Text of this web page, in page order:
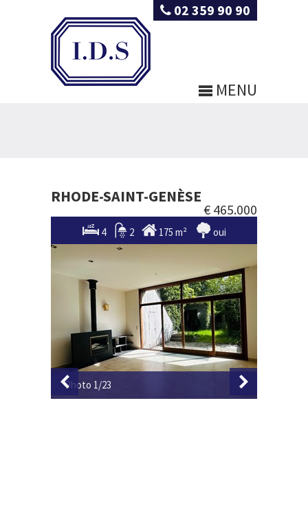
02 359 90 90
MENU
RHODE-SAINT-GENÈSE
€ 465.000
4 2 175 m² oui
Photo 1/23